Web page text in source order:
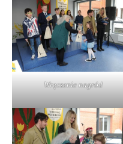
Wręczenie nagród